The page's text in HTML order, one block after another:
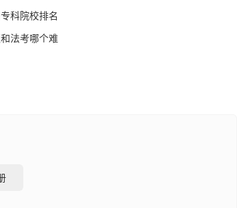
科院校排名
法考哪个难